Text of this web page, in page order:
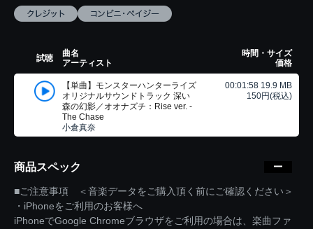
試聴
曲名
アーティスト
時間・サイズ
価格
【単曲】モンスターハンターライズ
オリジナルサウンドトラック 深い
森の幻影／オオナズチ：Rise ver. -
The Chase
小倉真奈
00:01:58 19.9 MB
150円(税込)
商品スペック
■ご注意事項 ＜音楽データをご購入頂く前にご確認ください＞
・iPhoneをご利用のお客様へ
iPhoneでGoogle Chromeブラウザをご利用の場合は、楽曲ファ